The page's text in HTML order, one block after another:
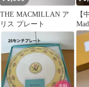
THE MACMILLAN ア
リス プレート
【
皿